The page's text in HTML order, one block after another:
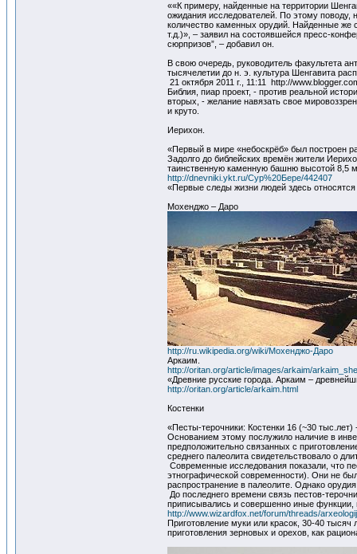
««К примеру, найденные на территории
ожидания исследователей. По этому поводу,
количество каменных орудий. Найденные же
т.д.)», – заявил на состоявшейся пресс-
сюрпризов”, – добавил он.
В свою очередь, руководитель факультета
тысячелетии до н. э. культура Шенгавита
21 октября 2011 г., 11:11 http://
Библия, пиар проект, - против реальной
вторых, - желание навязать свое
и круто.
Иерихон.
«Первый в мире «небоскрёб» был построен
Задолго до библейских времён жители
таинственную каменную башню высотой 8,5
http://dnevniki.ykt.ru/Сур%20Бере/442407
«Первые следы жизни людей здесь
Мохенджо – Даро
http://ru.wikipedia.org/wiki/Мохенджо-Даро
Аркаим.
http://oritan.org/article/images/arkaim/
«Древние русские города. Аркаим –
http://oritan.org/article/arkaim.html
Костенки
«Песты-терочники: Костенки 16 (~30
Основанием этому послужило наличие в
предположительно связанных с
среднего палеолита свидетельствовало о
Современные исследования показали, что
этнографической современности). Они не
распространение в палеолите. Однако
До последнего времени связь пестов-
приписывались и совершенно иные
http://www.wizardfox.net/forum/threads/
Приготовление муки или красок, 30-40
приготовления зерновых и орехов, как